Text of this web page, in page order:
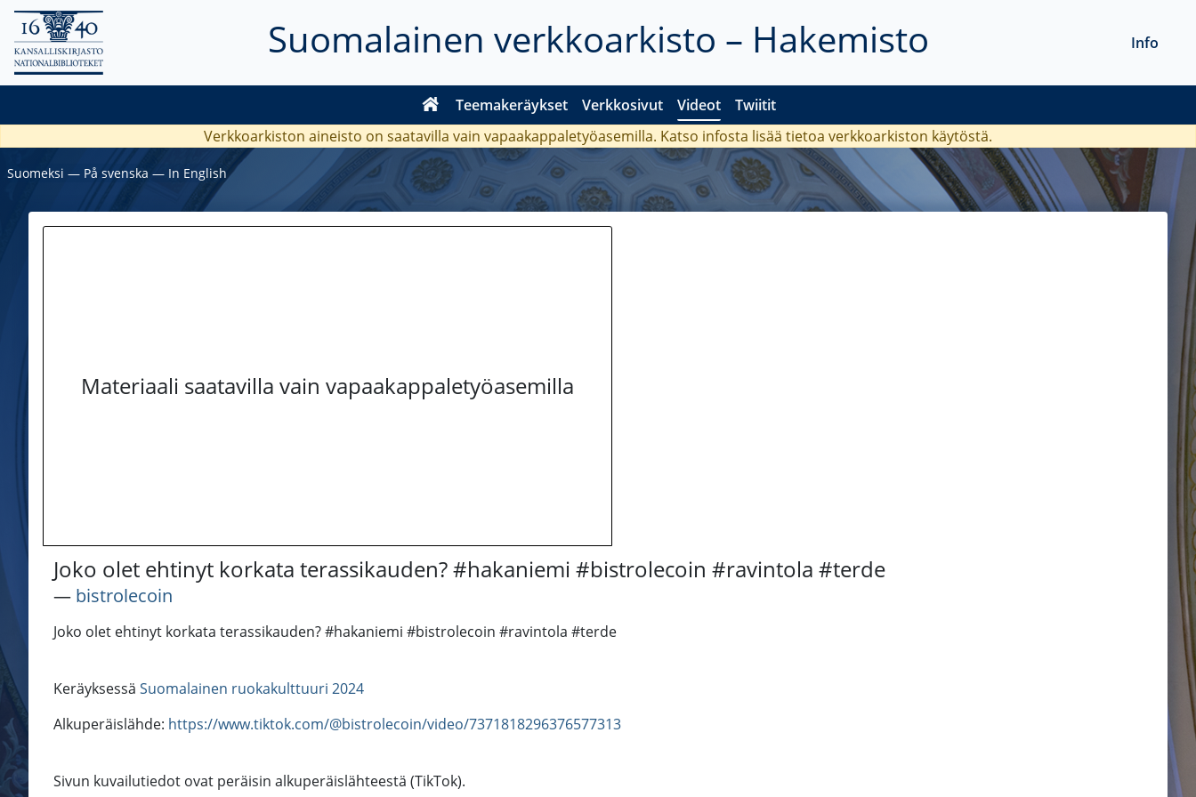
Suomalainen verkkoarkisto – Hakemisto
Teemakeräykset Verkkosivut Videot Twiitit
Info
Verkkoarkiston aineisto on saatavilla vain vapaakappaletyöasemilla. Katso infosta lisää tietoa verkkoarkiston käytöstä.
Suomeksi ― På svenska ― In English
Materiaali saatavilla vain vapaakappaletyöasemilla
Joko olet ehtinyt korkata terassikauden? #hakaniemi #bistrolecoin #ravintola #terde
― bistrolecoin
Joko olet ehtinyt korkata terassikauden? #hakaniemi #bistrolecoin #ravintola #terde
Keräyksessä Suomalainen ruokakulttuuri 2024
Alkuperäislähde: https://www.tiktok.com/@bistrolecoin/video/7371818296376577313
Sivun kuvailutiedot ovat peräisin alkuperäislähteestä (TikTok).